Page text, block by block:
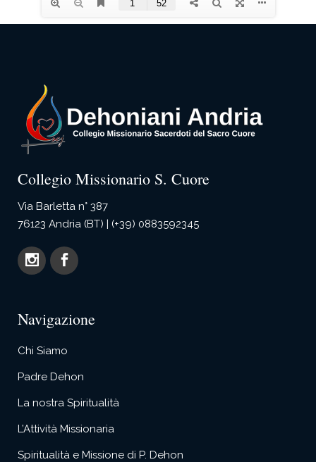
Collegio Missionario S. Cuore
Via Barletta n° 387
76123 Andria (BT) | (+39) 0883592345
Navigazione
Chi Siamo
Padre Dehon
La nostra Spiritualità
L’Attività Missionaria
Spiritualità e Missione di P. Dehon